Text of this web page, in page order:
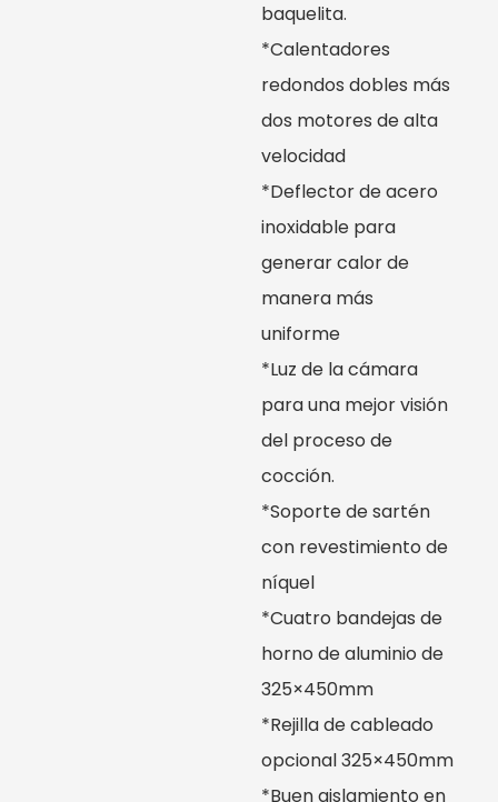
baquelita.
*Calentadores
redondos dobles más
dos motores de alta
velocidad
*Deflector de acero
inoxidable para
generar calor de
manera más
uniforme
*Luz de la cámara
para una mejor visión
del proceso de
cocción.
*Soporte de sartén
con revestimiento de
níquel
*Cuatro bandejas de
horno de aluminio de
325×450mm
*Rejilla de cableado
opcional 325×450mm
*Buen aislamiento en